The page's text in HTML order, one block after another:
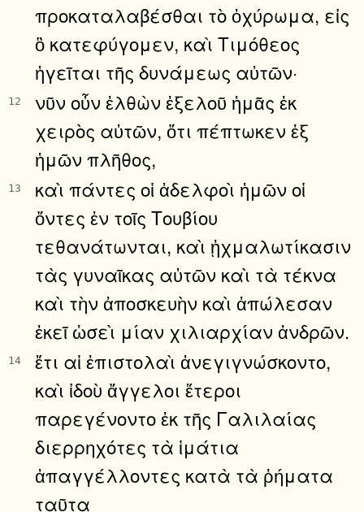
προκαταλαβέσθαι τὸ ὀχύρωμα, εἰς
ὃ κατεφύγομεν, καὶ Τιμόθεος
ἡγεῖται τῆς δυνάμεως αὐτῶν·
12
νῦν οὖν ἐλθὼν ἐξελοῦ ἡμᾶς ἐκ
χειρὸς αὐτῶν, ὅτι πέπτωκεν ἐξ
ἡμῶν πλῆθος,
13
καὶ πάντες οἱ ἀδελφοὶ ἡμῶν οἱ
ὄντες ἐν τοῖς Τουβίου
τεθανάτωνται, καὶ ᾐχμαλωτίκασιν
τὰς γυναῖκας αὐτῶν καὶ τὰ τέκνα
καὶ τὴν ἀποσκευὴν καὶ ἀπώλεσαν
ἐκεῖ ὡσεὶ μίαν χιλιαρχίαν ἀνδρῶν.
14
ἔτι αἱ ἐπιστολαὶ ἀνεγιγνώσκοντο,
καὶ ἰδοὺ ἄγγελοι ἕτεροι
παρεγένοντο ἐκ τῆς Γαλιλαίας
διερρηχότες τὰ ἱμάτια
ἀπαγγέλλοντες κατὰ τὰ ῥήματα
ταῦτα